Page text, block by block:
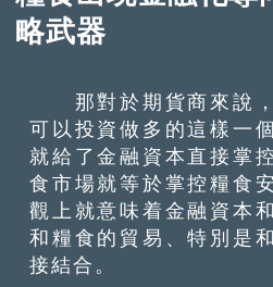
略武器
那對於期貨商來說，
可以投資做多的這樣一
就給了金融資本直接掌
食市場就等於掌控糧食
觀上就意味着金融資本
和糧食的貿易、特別是
接結合。